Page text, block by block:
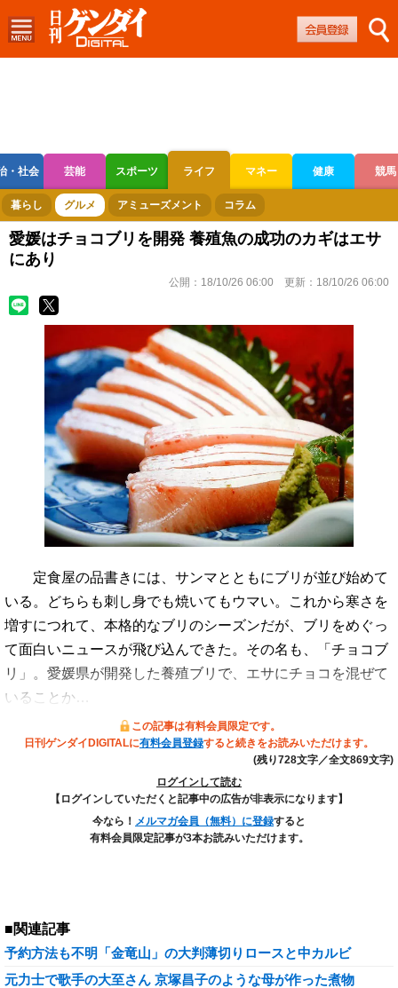
・社会 芸能 スポーツ ライフ マネー 健康 競馬
ボートレース 競輪 オートレース
暮らし グルメ アミューズメント コラム
愛媛はチョコブリを開発 養殖魚の成功のカギはエサ
にあり
公開： 18/10/26 06:00 更新： 18/10/26 06:00
定食屋の品書きには、サンマとともにブリが並び始めて
いる。どちらも刺し身でも焼いてもウマい。これから寒さを
増すにつれて、本格的なブリのシーズンだが、ブリをめぐっ
て面白いニュースが飛び込んできた。その名も、「チョコブ
リ」。愛媛県が開発した養殖ブリで、エサにチョコを混ぜて
いることか…
この記事は有料会員限定です。
日刊ゲンダイDIGITALに有料会員登録すると続きをお読みいただけます。
(残り728文字／全文869文字)
ログインして読む
【ログインしていただくと記事中の広告が非表示になります】
今なら！ メルマガ会員（無料）に登録すると
有料会員限定記事が3本お読みいただけます。
■関連記事
予約方法も不明「金竜山」の大判薄切りロースと中カルビ
元力士で歌手の大至さん 京塚昌子のような母が作った煮物